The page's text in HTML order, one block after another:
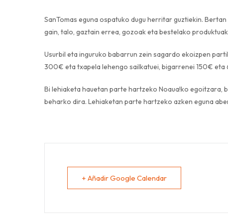
SanTomas eguna ospatuko dugu herritar guztiekin.
gain, talo, gaztain errea, gozoak eta bestelako
Usurbil eta inguruko babarrun zein sagardo ekoizpen
300€ eta txapela lehengo sailkatuei, bigarrenei 150€
Bi lehiaketa hauetan parte hartzeko Noaua!ko egoitzara,
beharko dira. Lehiaketan parte hartzeko azken eguna
+ Añadir Google Calendar